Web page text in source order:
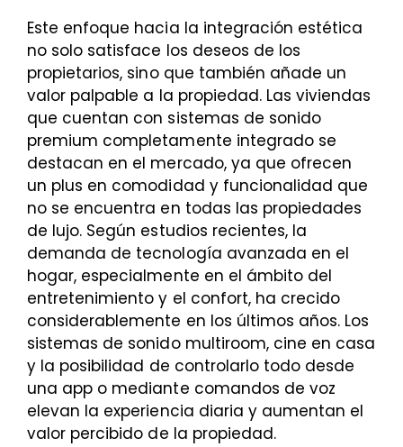
Este enfoque hacia la integración estética
no solo satisface los deseos de los
propietarios, sino que también añade un
valor palpable a la propiedad. Las viviendas
que cuentan con sistemas de sonido
premium completamente integrado se
destacan en el mercado, ya que ofrecen
un plus en comodidad y funcionalidad que
no se encuentra en todas las propiedades
de lujo. Según estudios recientes, la
demanda de tecnología avanzada en el
hogar, especialmente en el ámbito del
entretenimiento y el confort, ha crecido
considerablemente en los últimos años. Los
sistemas de sonido multiroom, cine en casa
y la posibilidad de controlarlo todo desde
una app o mediante comandos de voz
elevan la experiencia diaria y aumentan el
valor percibido de la propiedad.